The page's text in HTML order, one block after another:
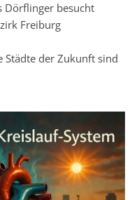
Dörflinger besucht
Freiburg
Städte der Zukunft sind